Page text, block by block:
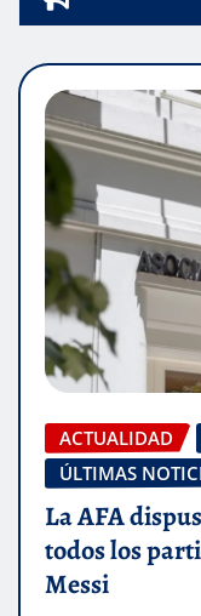
ACTUALIDAD
ÚLTIMAS
La AFA
todos los
Messi